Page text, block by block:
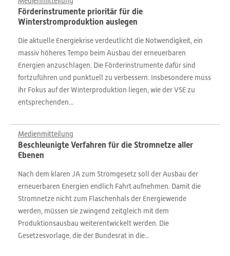
Förderinstrumente prioritär für die
Winterstromproduktion auslegen
Die aktuelle Energiekrise verdeutlicht die Notwendigkeit, ein
massiv höheres Tempo beim Ausbau der erneuerbaren
Energien anzuschlagen. Die Förderinstrumente dafür sind
fortzuführen und punktuell zu verbessern. Insbesondere muss
ihr Fokus auf der Winterproduktion liegen, wie der VSE zu
entsprechenden...
Medienmitteilung
Beschleunigte Verfahren für die Stromnetze aller
Ebenen
Nach dem klaren JA zum Stromgesetz soll der Ausbau der
erneuerbaren Energien endlich Fahrt aufnehmen. Damit die
Stromnetze nicht zum Flaschenhals der Energiewende
werden, müssen sie zwingend zeitgleich mit dem
Produktionsausbau weiterentwickelt werden. Die
Gesetzesvorlage, die der Bundesrat in die...